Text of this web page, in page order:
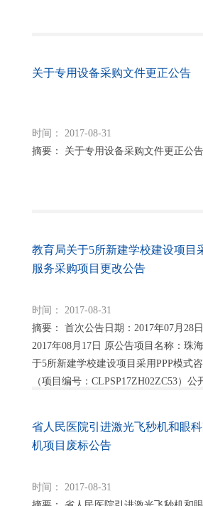
关于专用设备采购文件更正公告
时间： 2017-08-31
摘要： 关于专用设备采购文件更正公告
教育局关于5所新建学校建设项目
服务采购项目更改公告
时间： 2017-08-31
摘要： 首次公告日期：2017年07月28
2017年08月17日 原公告项目名称：珠
于5所新建学校建设项目采用PPP模式
（项目编号：CLPSP17ZH02ZC53）
省人民医院引进激光飞秒机和眼
机项目废标公告
时间： 2017-08-31